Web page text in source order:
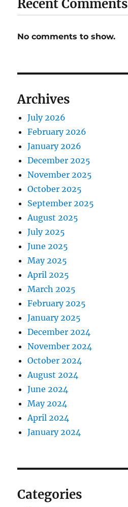
Recent Comments
No comments to show.
Archives
July 2026
February 2026
January 2026
December 2025
November 2025
October 2025
September 2025
August 2025
July 2025
June 2025
May 2025
April 2025
March 2025
February 2025
January 2025
December 2024
November 2024
October 2024
August 2024
June 2024
May 2024
April 2024
January 2024
Categories